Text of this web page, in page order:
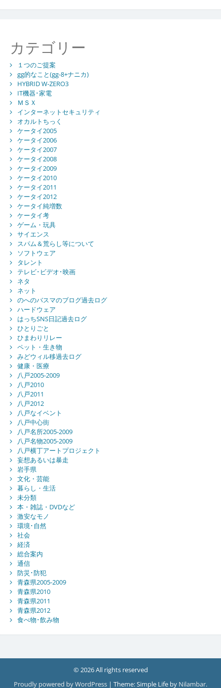
カテゴリー
１つのご提案
gg的なこと(gg-8+ナニカ)
HYBRID W-ZERO3
IT機器･家電
ＭＳＸ
インターネットセキュリティ
オカルトちっく
ケータイ2005
ケータイ2006
ケータイ2007
ケータイ2008
ケータイ2009
ケータイ2010
ケータイ2011
ケータイ2012
ケータイ純増数
ケータイ考
ゲーム・玩具
サイエンス
スパム＆荒らし等について
ソフトウェア
タレント
テレビ･ビデオ･映画
ネタ
ネット
のへのバスマのブログ過去ログ
ハードウェア
はっちSNS日記過去ログ
ひとりごと
ひまわりリレー
ペット・生き物
みどウィル移過去ログ
健康・医療
八戸2005-2009
八戸2010
八戸2011
八戸2012
八戸なイベント
八戸中心街
八戸名所2005-2009
八戸名物2005-2009
八戸横丁アートプロジェクト
妄想あるいは暴走
岩手県
文化・芸能
暮らし・生活
未分類
本・雑誌・DVDなど
激安なモノ
環境･自然
社会
経済
総合案内
通信
防災･防犯
青森県2005-2009
青森県2010
青森県2011
青森県2012
食べ物･飲み物
© 2026 All rights reserved
Proudly powered by WordPress | Theme: Simple Life by Nilambar.